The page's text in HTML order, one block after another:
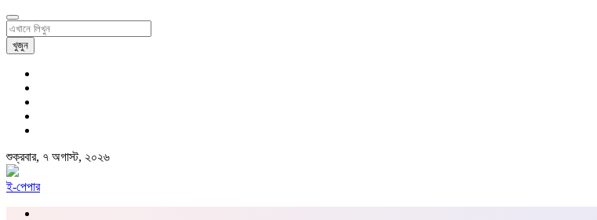
খুজুন
শুক্রবার, ৭ অগাস্ট, ২০২৬
ই-পেপার